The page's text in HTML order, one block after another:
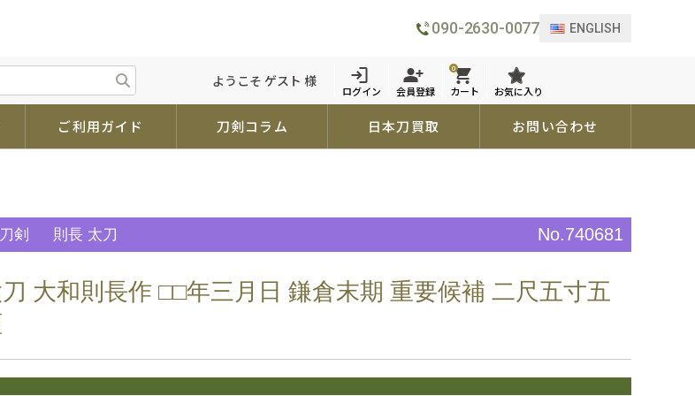
090-2630-0077 ENGLISH
ようこそ ゲスト 様
ログイン 会員登録
0
カート お気に入り
ご利用ガイド 刀剣コラム 日本刀買取 お問い合わせ
刀剣 則長 太刀 No.740681
大和則長作 □□年三月日 鎌倉末期 重要候補 二尺五寸五